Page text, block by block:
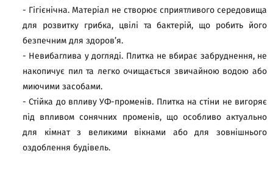
- Гігієнічна. Матеріал не створює сприятливого середовища
для розвитку грибка, цвілі та бактерій, що робить його
безпечним для здоров’я.
- Невибаглива у догляді. Плитка не вбирає забруднення, не
накопичує пил та легко очищається звичайною водою або
миючими засобами.
- Стійка до впливу УФ-променів. Плитка на стіни не вигоряє
під впливом сонячних променів, що особливо актуально
для кімнат з великими вікнами або для зовнішнього
оздоблення будівель.